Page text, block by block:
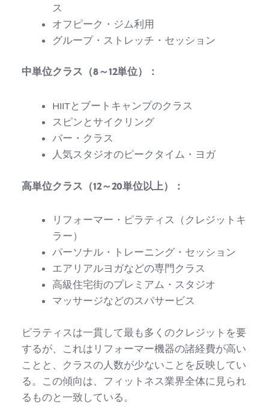
ス
オフピーク・ジム利用
グループ・ストレッチ・セッション
中単位クラス（8～12単位）：
HIITとブートキャンプのクラス
スピンとサイクリング
バー・クラス
人気スタジオのピークタイム・ヨガ
高単位クラス（12～20単位以上）：
リフォーマー・ピラティス（クレジットキ
ラー）
パーソナル・トレーニング・セッション
エアリアルヨガなどの専門クラス
高級住宅街のプレミアム・スタジオ
マッサージなどのスパサービス
ピラティスは一貫して最も多くのクレジットを要
するが、これはリフォーマー機器の諸経費が高い
ことと、クラスの人数が少ないことを反映してい
る。この傾向は、フィットネス業界全体に見られ
るものと一致している。